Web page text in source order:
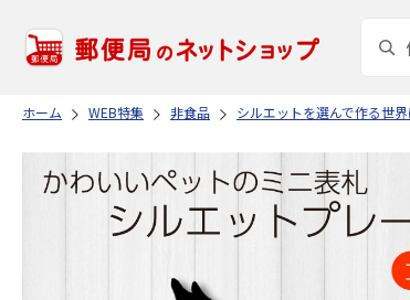
ホーム WEB特集 非食品 シルエットを選んで作る世